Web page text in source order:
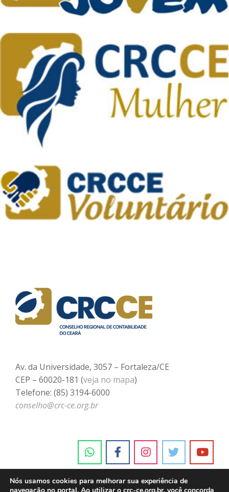
Av. da Universidade, 3057 – Fortaleza/CE
CEP – 60020-181 (veja no mapa)
Telefone: (85) 3194-6000
conselho@crc-ce.org.br
Nós usamos cookies para melhorar sua experiência de